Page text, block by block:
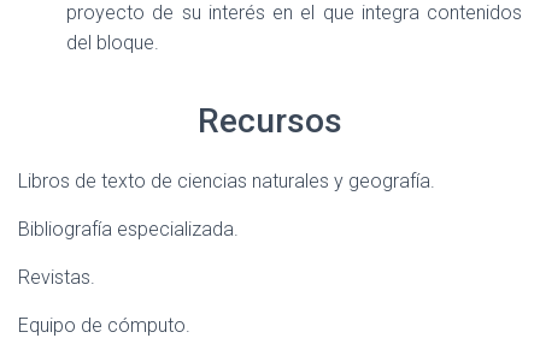
proyecto de su interés en el que integra contenidos
del bloque.
Recursos
Libros de texto de ciencias naturales y geografía.
Bibliografía especializada.
Revistas.
Equipo de cómputo.